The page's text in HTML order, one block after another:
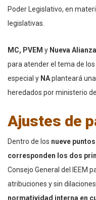
Poder Legislativo, en
legislativas.
MC, PVEM y Nueva Alianza
para atender el tema de
especial y NAplanteará
heredados por ministerio
Ajustes de
Dentro de los nueve
corresponden los dos
Consejo General del IEEM
atribuciones y sin
normatividad interna en